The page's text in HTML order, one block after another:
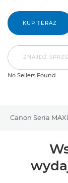
KUP TERAZ
ZNAJDŹ
No Sellers Found
Canon Seria
Wprowadzenie
Dane techniczne